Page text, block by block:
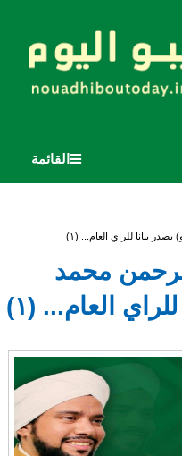
القائمة
بيانا للراي العام... (١)
محمد
العام... (١)